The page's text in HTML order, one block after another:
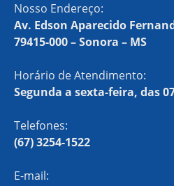
Nosso Endereço:
Av. Edson Aparecido
79415-000 – Sonora – MS
Horário de Atendimento:
Segunda a sexta-feira, das
Telefones:
(67) 3254-1522
E-mail: